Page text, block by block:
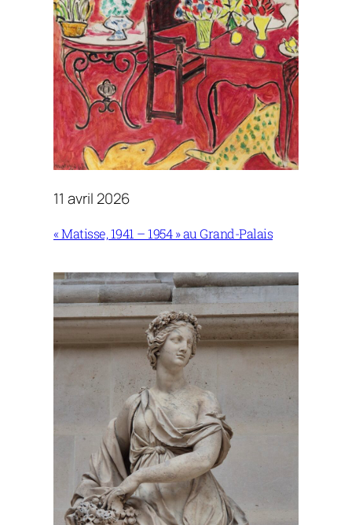
11 avril 2026
« Matisse, 1941 – 1954 » au Grand-Palais